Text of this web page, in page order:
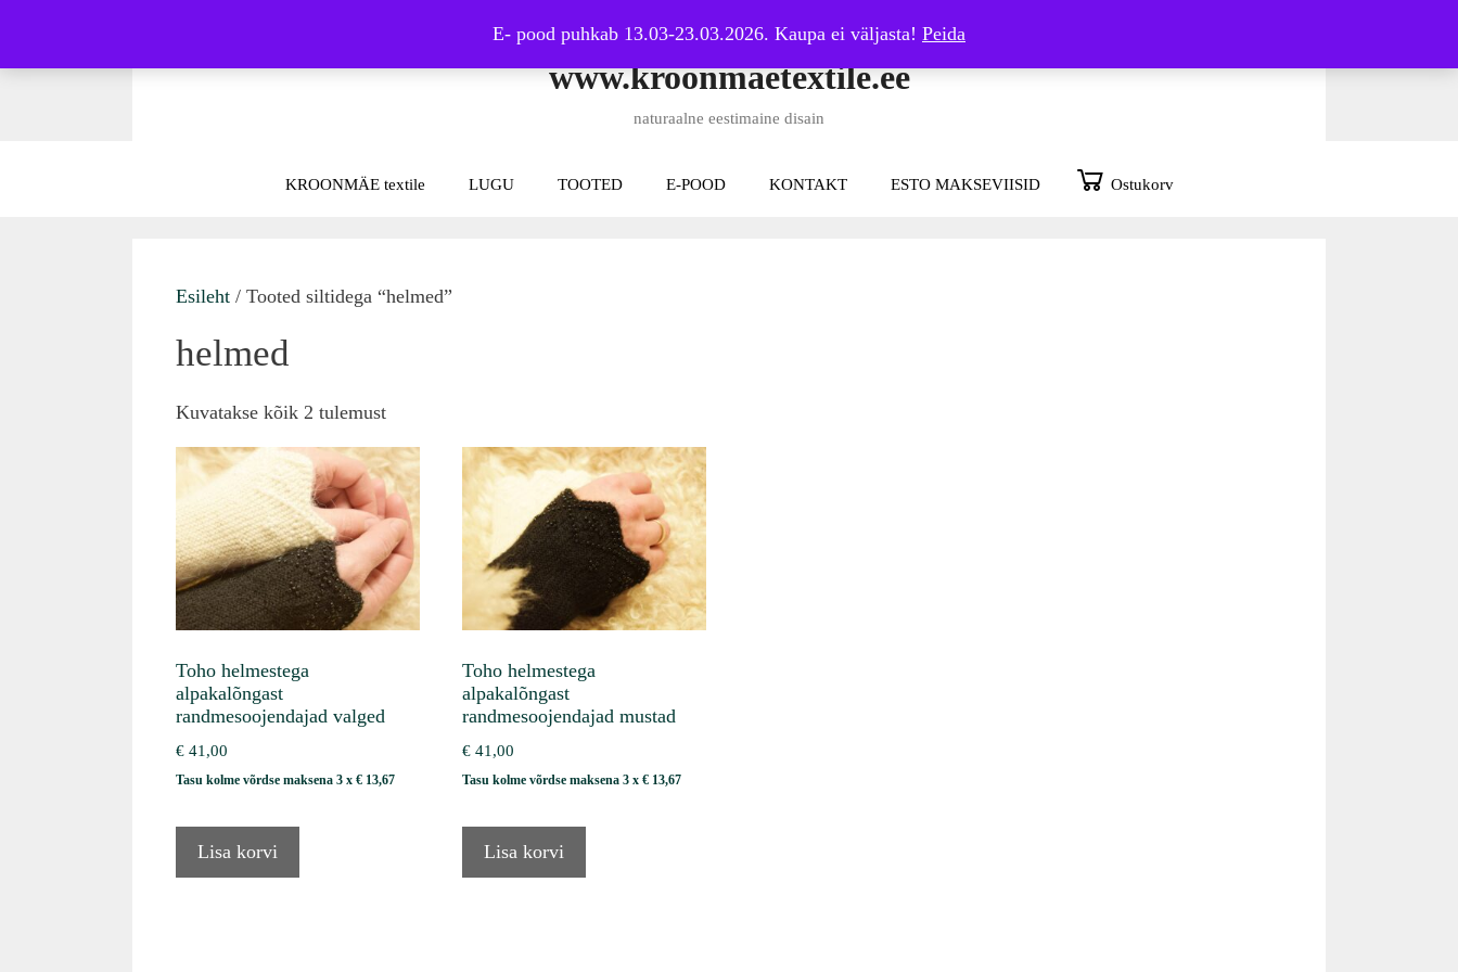
E- pood puhkab 13.03-23.03.2026. Kaupa ei väljasta! Peida
content
www.kroonmaetextile.ee
naturaalne eestimaine disain
KROONMÄE textile LUGU TOOTED E-POOD KONTAKT ESTO MAKSEVIISID Ostukorv
Esileht / Tooted siltidega “helmed”
helmed
Kuvatakse kõik 2 tulemustSorted
latest
Toho helmestega
alpakalõngast
randmesoojendajad valged
€ 41,00
Tasu kolme võrdse maksena 3 x € 13,67
Lisa korvi
Toho helmestega
alpakalõngast
randmesoojendajad mustad
€41,00
Tasu kolme võrdse maksena 3 x €13,67
Lisa korvi